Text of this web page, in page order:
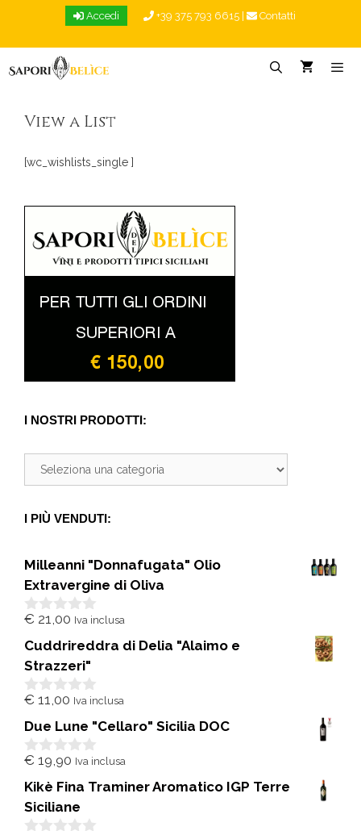
Accedi +39 375 793 6615 Contatti
View a List
[wc_wishlists_single ]
I NOSTRI PRODOTTI:
I PIÙ VENDUTI:
Milleanni "Donnafugata" Olio
Extravergine di Oliva
0
u
5
€ 21,00 Iva inclusa
Cuddrireddra di Delia "Alaimo e
Strazzeri"
0
u
5
€ 11,00 Iva inclusa
Due Lune "Cellaro" Sicilia DOC
0
u
5
€ 19,90 Iva inclusa
Kikè Fina Traminer Aromatico IGP Terre
Siciliane